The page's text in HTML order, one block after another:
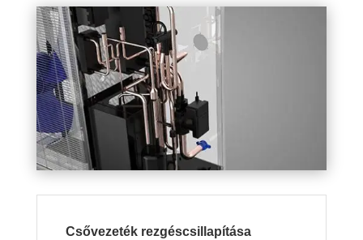
Csővezeték rezgéscsillapítása